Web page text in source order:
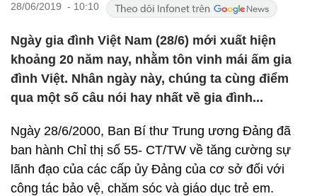
28/06/2019 - 10:10
Ngày gia đình Việt Nam (28/6) mới xuất hiện
khoảng 20 năm nay, nhằm tôn vinh mái ấm gia
đình Việt. Nhân ngày này, chúng ta cùng điểm
qua một số câu nói hay nhất về gia đình...
Ngày 28/6/2000, Ban Bí thư Trung ương Đảng đã
ban hành Chỉ thị số 55- CT/TW về tăng cường sự
lãnh đạo của các cấp ủy Đảng của cơ sở đối với
công tác bảo vệ, chăm sóc và giáo dục trẻ em.